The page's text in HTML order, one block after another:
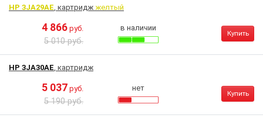
HP 3JA29AE, картридж желтый
4 866 руб.
5 010 руб.
в наличии
Купить
HP 3JA30AE, картридж
5 037 руб.
5 190 руб.
нет
Купить